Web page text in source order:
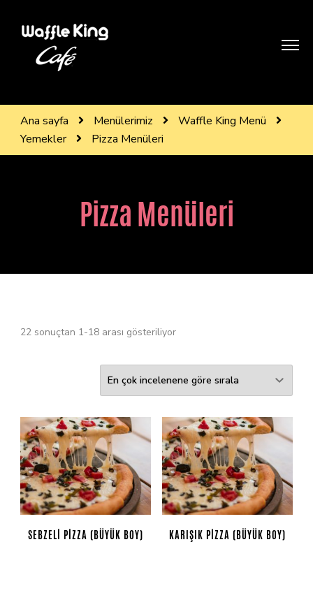
WAFFLE KİNG BODRUM
Treat yourself like royality
Ana sayfa Menülerimiz
Waffle King Menü
Yemekler
Pizza Menüleri
Pizza Menüleri
22 sonuçtan 1-18 arası gösteriliyor
SEBZELI PIZZA (BÜYÜK BOY) KARIŞIK PIZZA (BÜYÜK BOY)